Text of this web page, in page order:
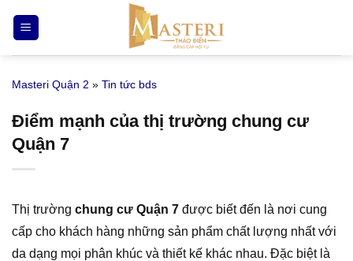
qua
nội
Masteri Quận 2 » Tin tức bds
Điểm mạnh của thị trường chung cư
Quận 7
Thị trường chung cư Quận 7 được biết đến là nơi cung
cấp cho khách hàng những sản phẩm chất lượng nhất với
da dạng mọi phân khúc và thiết kế khác nhau. Đặc biệt là